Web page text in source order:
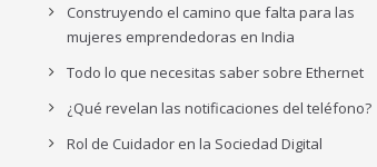
Construyendo el camino que falta para las
mujeres emprendedoras en India
Todo lo que necesitas saber sobre Ethernet
¿Qué revelan las notificaciones del teléfono?
Rol de Cuidador en la Sociedad Digital